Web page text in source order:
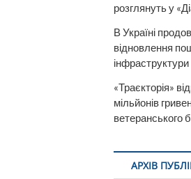
розглянуть у
В Україні
відновлення
інфраструктури
«Траєкторія»
мільйонів
ветеранського
АРХІВ